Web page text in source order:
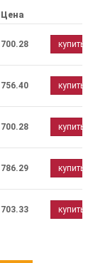
Цена
700.28 купить
756.40 купить
700.28 купить
786.29 купить
703.33 купить